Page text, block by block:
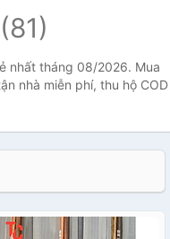
(81)
nhất tháng 08/2026. Mua
nhà miễn phí, thu hộ COD